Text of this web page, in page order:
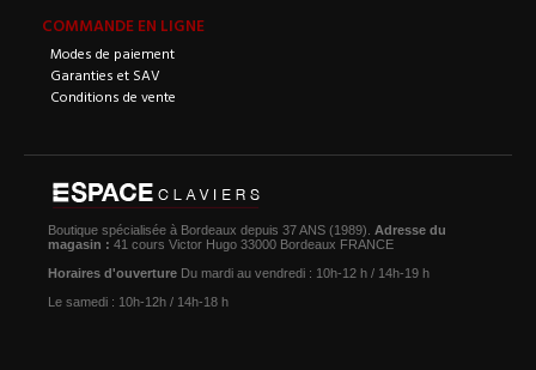
COMMANDE EN LIGNE
Modes de paiement
Garanties et SAV
Conditions de vente
Boutique spécialisée à Bordeaux depuis 37 ANS (1989). Adresse du
magasin : 41 cours Victor Hugo 33000 Bordeaux FRANCE
Horaires d'ouverture Du mardi au vendredi : 10h-12 h / 14h-19 h
Le samedi : 10h-12h / 14h-18 h